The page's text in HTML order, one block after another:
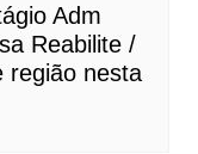
Adm
Reabilite /
região nesta